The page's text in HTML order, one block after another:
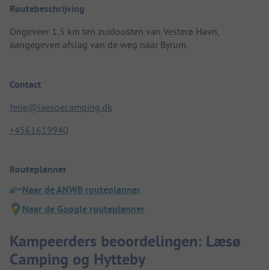
Routebeschrijving
Ongeveer 1,5 km ten zuidoosten van Vesterø Havn,
aangegeven afslag van de weg naar Byrum.
Contact
ferie@laesoecamping.dk
+4561619940
Routeplanner
Naar de ANWB routeplanner
Naar de Google routeplanner
Kampeerders beoordelingen: Læsø
Camping og Hytteby